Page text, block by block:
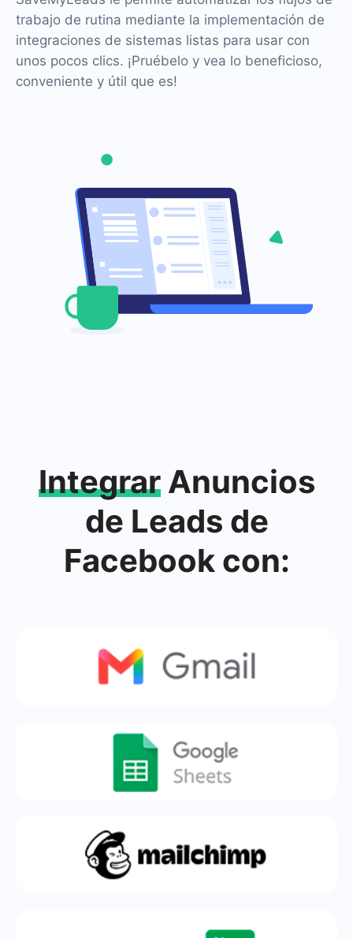
trabajo de rutina mediante la implementación de
integraciones de sistemas listas para usar con
unos pocos clics. ¡Pruébelo y vea lo beneficioso,
conveniente y útil que es!
IntegrarAnuncios
de Leads de
Facebook con: